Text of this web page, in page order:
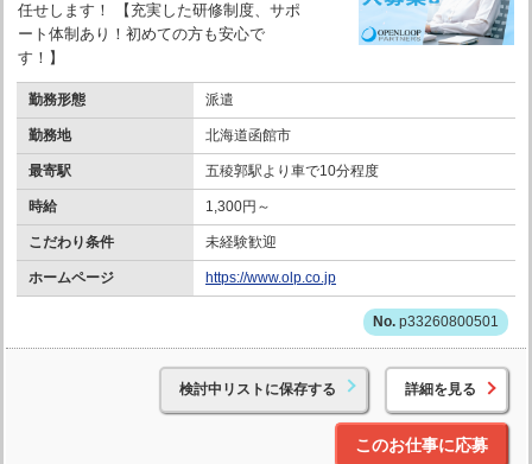
任せします！ 【充実した研修制度、サポ
ート体制あり！初めての方も安心で
す！】
勤務形態 派遣
勤務地 北海道函館市
最寄駅 五稜郭駅より車で10分程度
時給 1,300円～
こだわり条件 未経験歓迎
ホームページ https://www.olp.co.jp
p33260800501
検討中リストに保存する 詳細を見る
このお仕事に応募